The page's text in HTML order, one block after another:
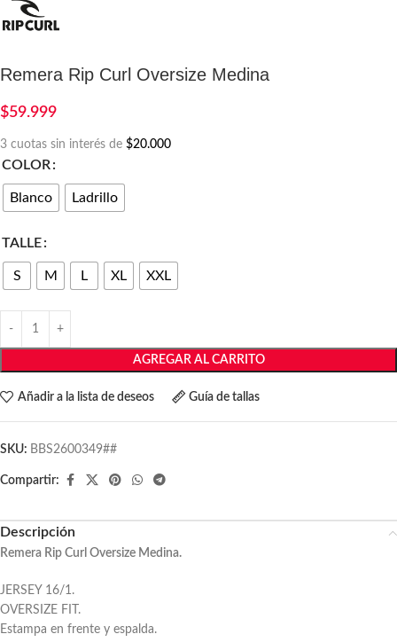
Remera Rip Curl Oversize Medina
$59.999
3 cuotas sin interés de $20.000
COLOR
Blanco Ladrillo
TALLE
S M L XL XXL
AGREGAR AL CARRITO
Añadir a la lista de deseos Guía de tallas
SKU: BBS2600349##
Compartir:
Descripción
Remera Rip Curl Oversize Medina.
JERSEY 16/1.
OVERSIZE FIT.
Estampa en frente y espalda.